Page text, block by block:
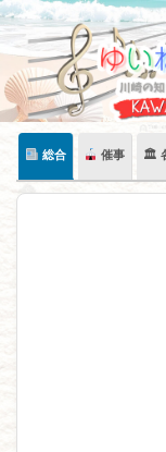
Skip
content
総合 催事 🏛